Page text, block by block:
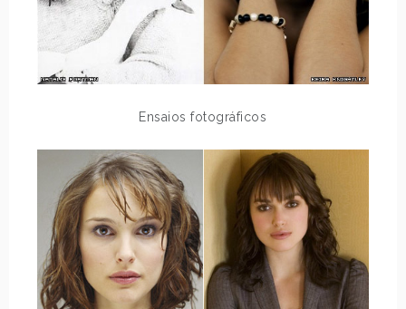
Ensaios fotográficos